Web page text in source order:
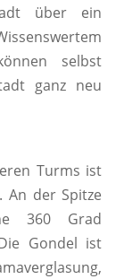
über ein
selbst
ganz neu
Turms ist
An der Spitze
360 Grad
Gondel ist